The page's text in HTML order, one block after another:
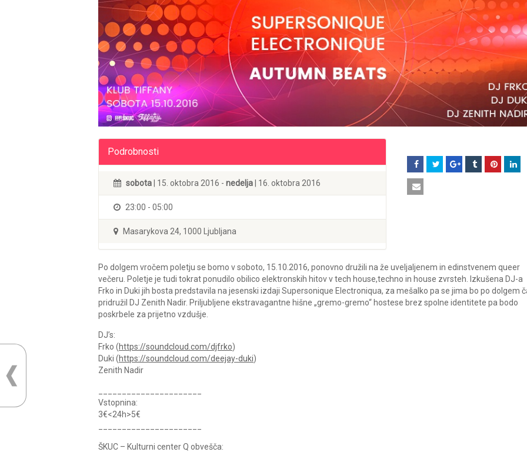
Podrobnosti
sobota | 15. oktobra 2016 - nedelja | 16. oktobra 2016
23:00 - 05:00
Masarykova 24, 1000 Ljubljana
Po dolgem vročem poletju se bomo v soboto, 15.10.2016, ponovno družili na že uveljaljenem in edinstvenem queer
večeru. Poletje je tudi tokrat ponudilo obilico elektronskih hitov v tech house,techno in house zvrsteh. Izkušena DJ-a
Frko in Duki jih bosta predstavila na jesenski izdaji Supersonique Electroniqua, za mešalko pa se jima bo po dolgem
pridružil DJ Zenith Nadir. Priljubljene ekstravagantne hišne „gremo-gremo“ hostese brez spolne identitete pa bodo
poskrbele za prijetno vzdušje.
DJ’s:
Frko (https://soundcloud.com/djfrko)
Duki (https://soundcloud.com/deejay-duki)
Zenith Nadir
Vstopnina:
3€<24h>5€
ŠKUC – Kulturni center Q obvešča: